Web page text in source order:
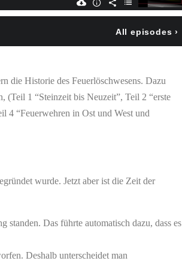
die Historie des Feuerlöschwesens. Dazu
(Teil 1 “Steinzeit bis Neuzeit”, Teil 2 “erste
4 “Feuerwehren in Ost und West und
wurde. Jetzt aber ist die Zeit der
standen. Das führte automatisch dazu, dass es
Deshalb unterscheidet man